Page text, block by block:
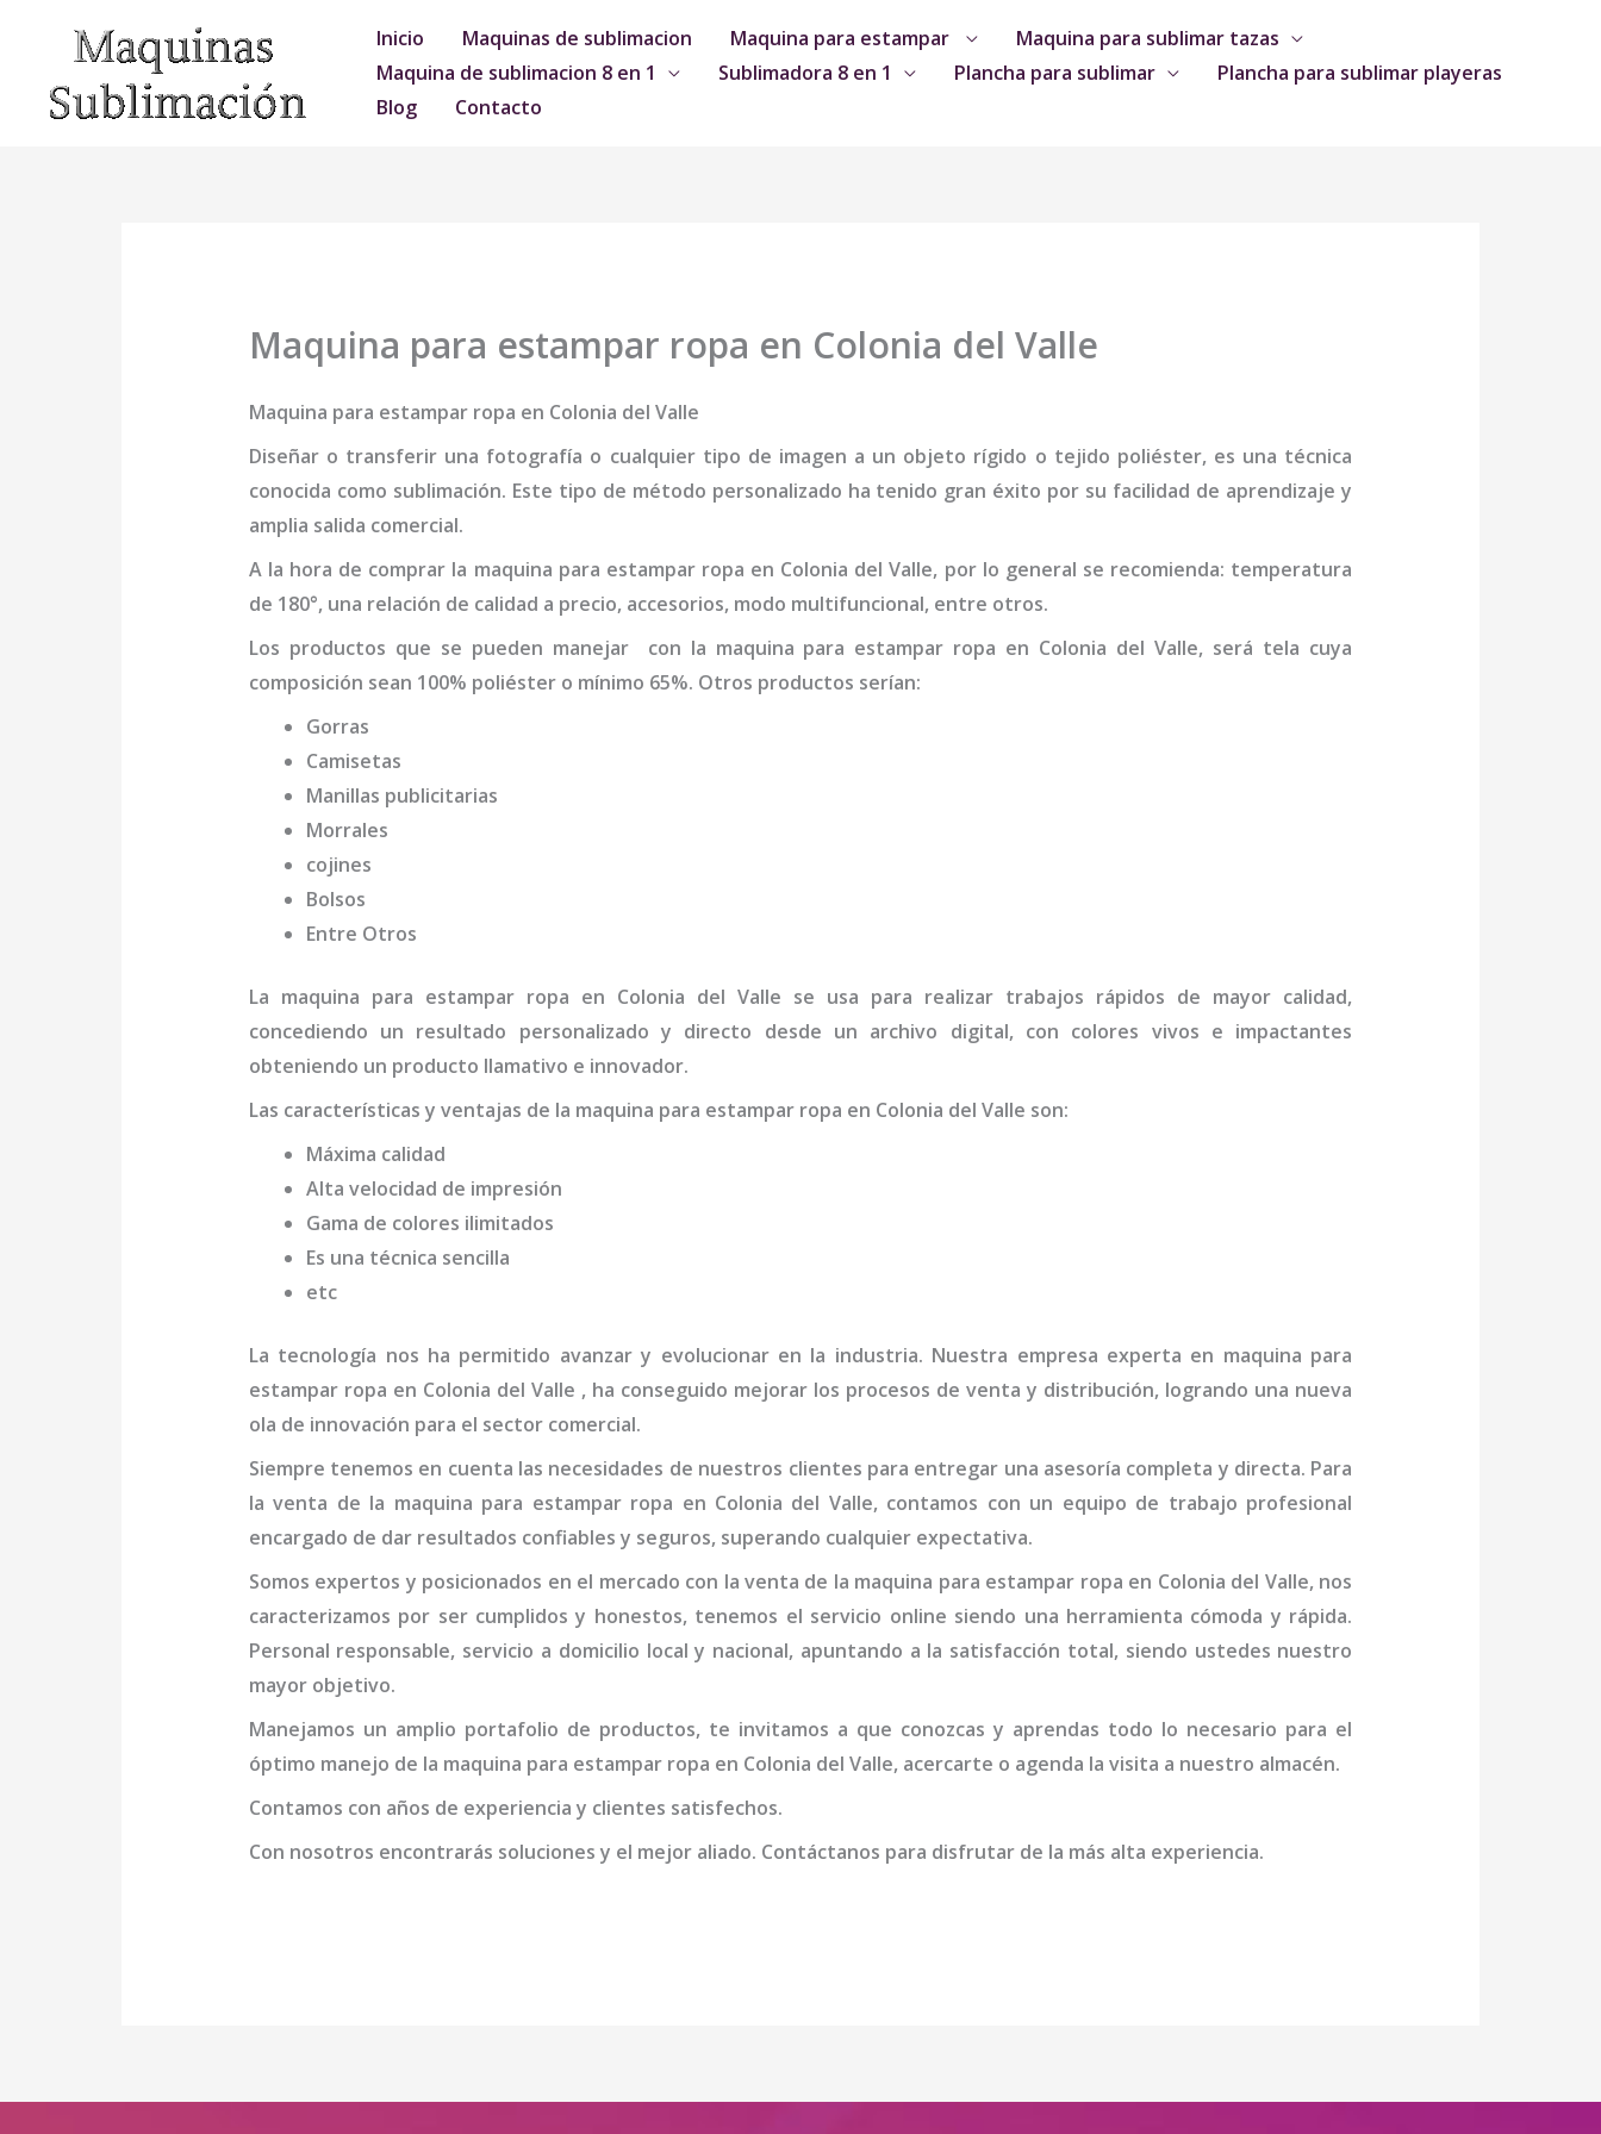
contenido
Inicio Maquinas de sublimacion Maquina para estampar
Maquina para sublimar tazas
Maquina de sublimacion 8 en 1
Sublimadora 8 en 1 Plancha para sublimar
Plancha para sublimar playeras
Blog
Contacto
Maquina para estampar ropa en Colonia del Valle
Maquina para estampar ropa en Colonia del Valle
Diseñar o transferir una fotografía o cualquier tipo de imagen a un objeto rígido o tejido poliéster, es una técnica
conocida como sublimación. Este tipo de método personalizado ha tenido gran éxito por su facilidad de aprendizaje y
amplia salida comercial.
A la hora de comprar la maquina para estampar ropa en Colonia del Valle, por lo general se recomienda: temperatura
de 180°, una relación de calidad a precio, accesorios, modo multifuncional, entre otros.
Los productos que se pueden manejar con la maquina para estampar ropa en Colonia del Valle, será tela cuya
composición sean 100% poliéster o mínimo 65%. Otros productos serían:
Gorras
Camisetas
Manillas publicitarias
Morrales
cojines
Bolsos
Entre Otros
La maquina para estampar ropa en Colonia del Valle se usa para realizar trabajos rápidos de mayor calidad,
concediendo un resultado personalizado y directo desde un archivo digital, con colores vivos e impactantes
obteniendo un producto llamativo e innovador.
Las características y ventajas de la maquina para estampar ropa en Colonia del Valle son:
Máxima calidad
Alta velocidad de impresión
Gama de colores ilimitados
Es una técnica sencilla
etc
La tecnología nos ha permitido avanzar y evolucionar en la industria. Nuestra empresa experta en maquina para
estampar ropa en Colonia del Valle , ha conseguido mejorar los procesos de venta y distribución, logrando una nueva
ola de innovación para el sector comercial.
Siempre tenemos en cuenta las necesidades de nuestros clientes para entregar una asesoría completa y directa. Para
la venta de la maquina para estampar ropa en Colonia del Valle, contamos con un equipo de trabajo profesional
encargado de dar resultados confiables y seguros, superando cualquier expectativa.
Somos expertos y posicionados en el mercado con la venta de la maquina para estampar ropa en Colonia del Valle, nos
caracterizamos por ser cumplidos y honestos, tenemos el servicio online siendo una herramienta cómoda y rápida.
Personal responsable, servicio a domicilio local y nacional, apuntando a la satisfacción total, siendo ustedes nuestro
mayor objetivo.
Manejamos un amplio portafolio de productos, te invitamos a que conozcas y aprendas todo lo necesario para el
óptimo manejo de la maquina para estampar ropa en Colonia del Valle, acercarte o agenda la visita a nuestro almacén.
Contamos con años de experiencia y clientes satisfechos.
Con nosotros encontrarás soluciones y el mejor aliado. Contáctanos para disfrutar de la más alta experiencia.